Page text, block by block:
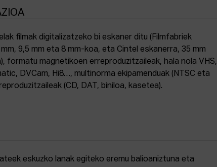
filmak digitalizatzeko bi eskaner ditu (Filmfabriek
9,5 mm eta 8 mm-koa, eta Cintel eskanerra, 35 mm
formatu magnetikoen erreproduzitzaileak, hala nola VHS,
DVCam, Hi8…, multinorma ekipamenduak (NTSC eta
(CD, DAT, biniloa, kasetea).
eskuzko lanak egiteko eremu balioaniztuna eta